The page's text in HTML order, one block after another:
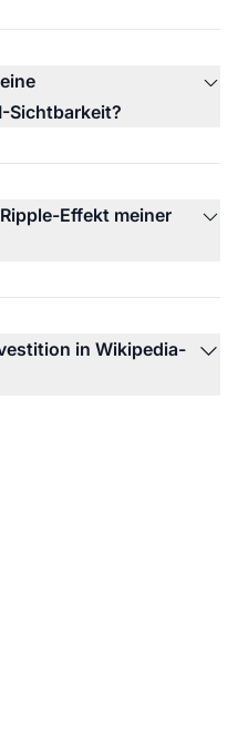
Sichtbarkeit?
Effekt meiner
in Wikipedia-